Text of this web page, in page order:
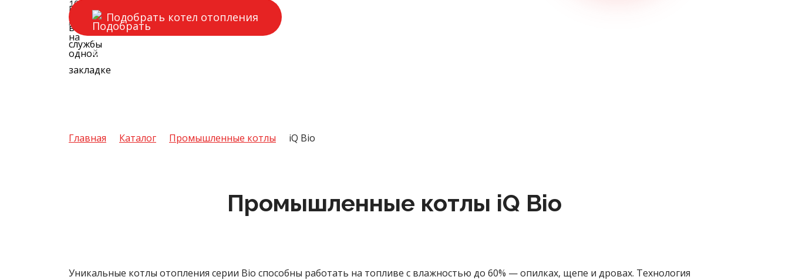
Подобрать котел отопления
Главная Каталог Промышленные котлы iQ Bio
Промышленные котлы iQ Bio
Уникальные котлы отопления серии Bio способны работать на топливе с влажностью до 60% — опилках, щепе и дровах. Технология